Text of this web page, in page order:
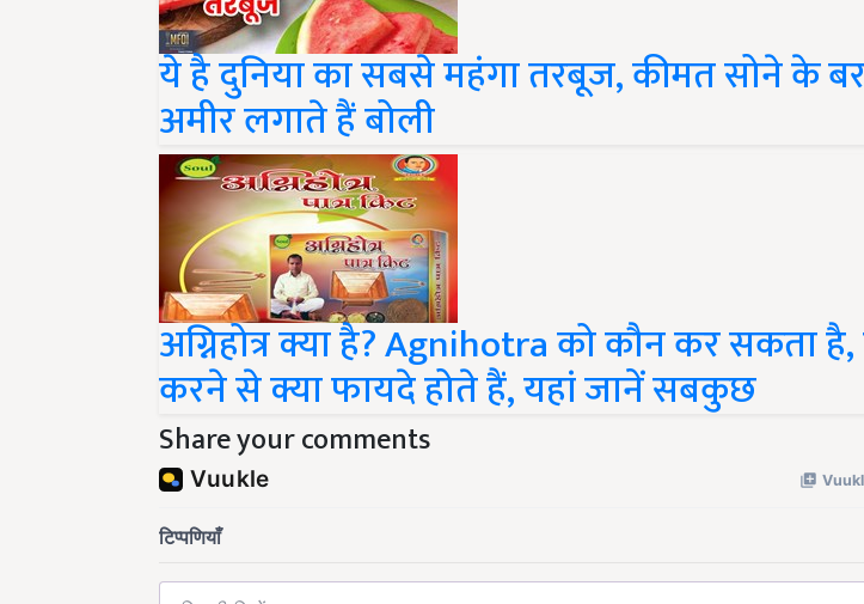
ये है दुनिया का सबसे महंगा तरबूज, कीमत सोने के
अमीर लगाते हैं बोली
अग्निहोत्र क्या है? Agnihotra को कौन कर सकता
करने से क्या फायदे होते हैं, यहां जानें सबकुछ
Share your comments